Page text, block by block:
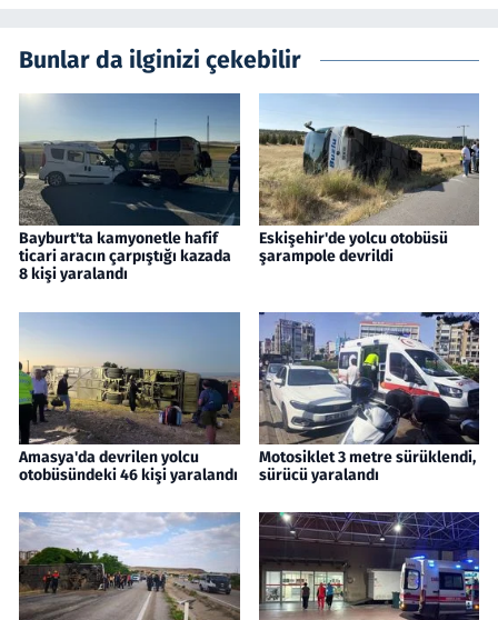
Bunlar da ilginizi çekebilir
Bayburt'ta kamyonetle hafif
ticari aracın çarpıştığı kazada
8 kişi yaralandı
Eskişehir'de yolcu otobüsü
şarampole devrildi
Amasya'da devrilen yolcu
otobüsündeki 46 kişi yaralandı
Motosiklet 3 metre sürüklendi,
sürücü yaralandı